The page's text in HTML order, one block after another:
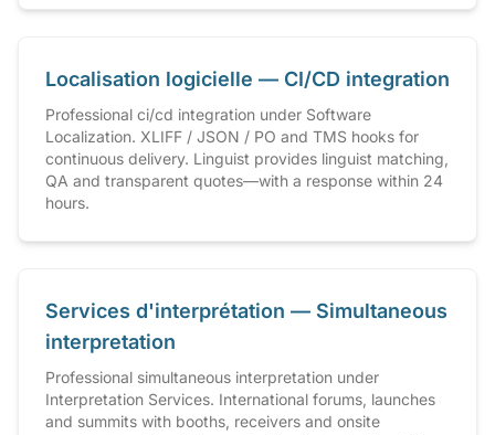
Localisation logicielle — CI/CD integration
Professional ci/cd integration under Software
Localization. XLIFF / JSON / PO and TMS hooks for
continuous delivery. Linguist provides linguist matching,
QA and transparent quotes—with a response within 24
hours.
Services d'interprétation — Simultaneous
interpretation
Professional simultaneous interpretation under
Interpretation Services. International forums, launches
and summits with booths, receivers and onsite